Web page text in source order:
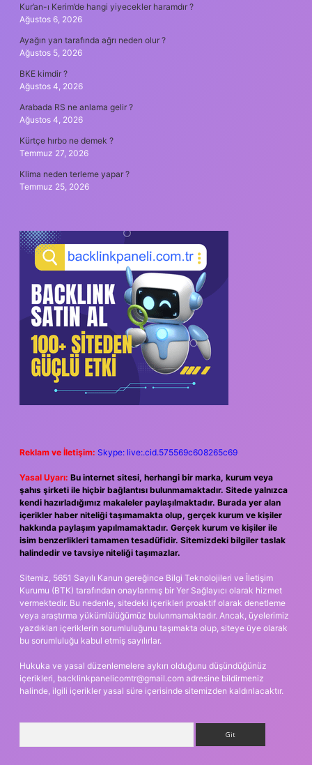
Kur’an-ı Kerim’de hangi yiyecekler haramdır ?
Ağustos 6, 2026
Ayağın yan tarafında ağrı neden olur ?
Ağustos 5, 2026
BKE kimdir ?
Ağustos 4, 2026
Arabada RS ne anlama gelir ?
Ağustos 4, 2026
Kürtçe hırbo ne demek ?
Temmuz 27, 2026
Klima neden terleme yapar ?
Temmuz 25, 2026
Reklam ve İletişim: Skype: live:.cid.575569c608265c69
Yasal Uyarı: Bu internet sitesi, herhangi bir marka, kurum veya
şahıs şirketi ile hiçbir bağlantısı bulunmamaktadır. Sitede yalnızca
kendi hazırladığımız makaleler paylaşılmaktadır. Burada yer alan
içerikler haber niteliği taşımamakta olup, gerçek kurum ve kişiler
hakkında paylaşım yapılmamaktadır. Gerçek kurum ve kişiler ile
isim benzerlikleri tamamen tesadüfidir. Sitemizdeki bilgiler taslak
halindedir ve tavsiye niteliği taşımazlar.
Sitemiz, 5651 Sayılı Kanun gereğince Bilgi Teknolojileri ve İletişim
Kurumu (BTK) tarafından onaylanmış bir Yer Sağlayıcı olarak hizmet
vermektedir. Bu nedenle, sitedeki içerikleri proaktif olarak denetleme
veya araştırma yükümlülüğümüz bulunmamaktadır. Ancak, üyelerimiz
yazdıkları içeriklerin sorumluluğunu taşımakta olup, siteye üye olarak
bu sorumluluğu kabul etmiş sayılırlar.
Hukuka ve yasal düzenlemelere aykırı olduğunu düşündüğünüz
içerikleri, backlinkpanelicomtr@gmail.com adresine bildirmeniz
halinde, ilgili içerikler yasal süre içerisinde sitemizden kaldırılacaktır.